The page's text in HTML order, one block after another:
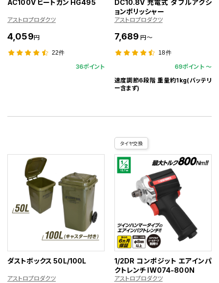
AC100V ヒートガン HG495
アストロプロダクツ
4,059円
22件
36ポイント
DC10.8V 充電式 ダブルアクシ
ョンポリッシャー
アストロプロダクツ
7,689 円～
18件
69ポイント 〜
速度調節6段階 重量約1kg(バッテリ
ー含まず)
ダストボックス 50L/100L
アストロプロダクツ
タイヤ交換
1/2DR コンポジット エアインパ
クトレンチ IW074-800N
アストロプロダクツ